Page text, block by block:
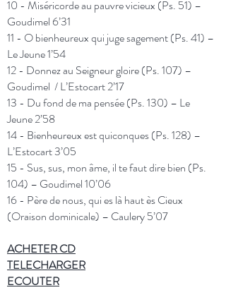
10 - Miséricorde au pauvre vicieux (Ps. 51) –
Goudimel 6’31
11 - O bienheureux qui juge sagement (Ps. 41) –
Le Jeune1’54
12 - Donnez au Seigneur gloire (Ps. 107) –
Goudimel / L’Estocart2’17
13 - Du fond de ma pensée (Ps. 130) – Le
Jeune2’58
14 - Bienheureux est quiconques (Ps. 128) –
L’Estocart3’05
15 - Sus, sus, mon âme, il te faut dire bien (Ps.
104) – Goudimel10’06
16 - Père de nous, qui es là haut ès Cieux
(Oraison dominicale) – Caulery5’07
ACHETERCD
TELECHARGER
ECOUTER